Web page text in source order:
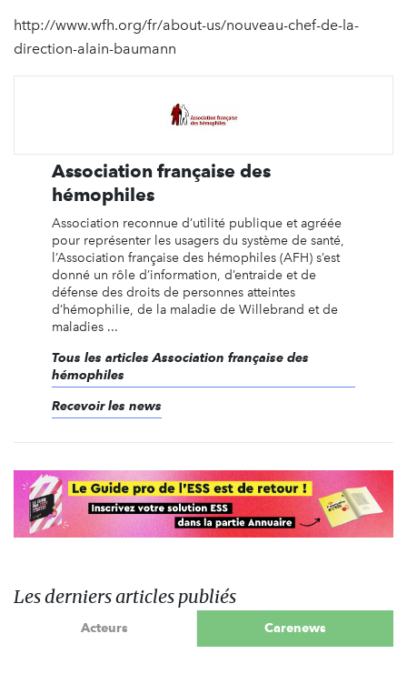
http://www.wfh.org/fr/about-us/nouveau-chef-de-la-
direction-alain-baumann
Association française des
hémophiles
Association reconnue d’utilité publique et agréée
pour représenter les usagers du système de santé,
l’Association française des hémophiles (AFH) s’est
donné un rôle d’information, d’entraide et de
défense des droits de personnes atteintes
d’hémophilie, de la maladie de Willebrand et de
maladies ...
Tous les articles Association française des
hémophiles
Recevoir les news
Les derniers articles publiés
Acteurs Carenews